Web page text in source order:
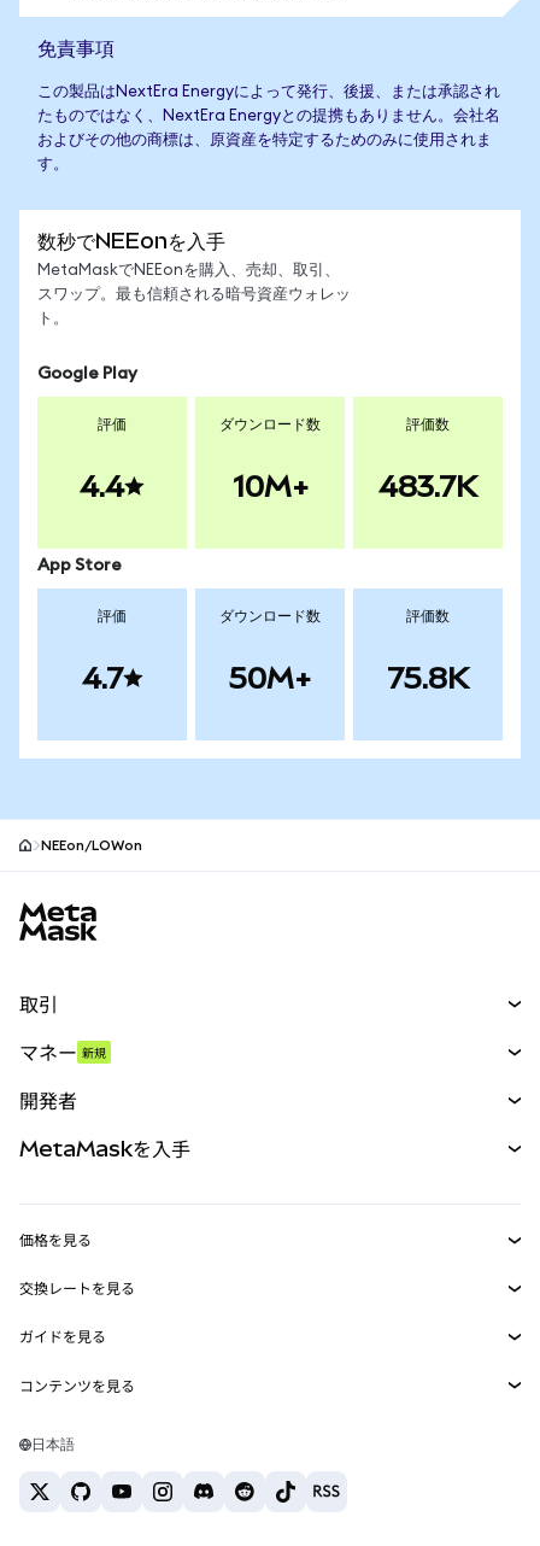
免責事項
この製品はNextEra Energyによって発行、後援、または承認され
たものではなく、NextEra Energyとの提携もありません。会社名
およびその他の商標は、原資産を特定するためのみに使用されま
す。
数秒でNEEonを入手
MetaMaskでNEEonを購入、売却、取引、
スワップ。最も信頼される暗号資産ウォレッ
ト。
Google Play
評価
4.4
ダウンロード数
10M+
評価数
483.7K
App Store
評価
4.7
ダウンロード数
50M+
評価数
75.8K
NEEon/LOWon
取引
パーペチュアル
RWA
マネー 新規
開発者
MetaMask Connect
Snaps
Web3サービス
MetaMaskを入手
セキュリティ
サポート
キャリア
お問い合わせ
価格を見る
イーサリアムの価格
Solanaの価格
Tetherの価格
交換レートを見る
ETH→USD
USDT→INR
BTC→INR
ETH→USDT
ガイドを見る
ETHの購入
USDTの購入
コンテンツを見る
Solanaウォレット
日本語